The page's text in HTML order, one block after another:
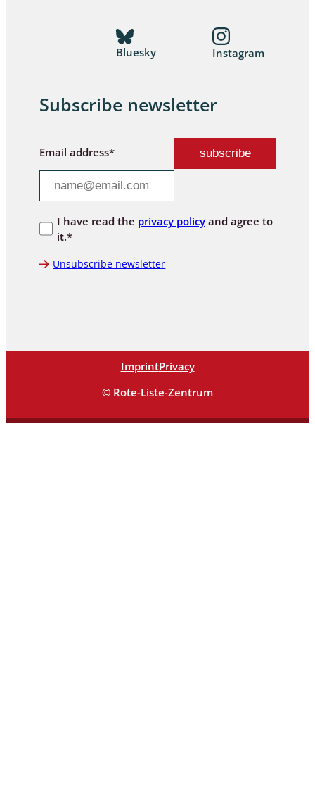
Bluesky Instagram
Subscribe newsletter
Email address*
I have read the privacy policyand agree to
it.*
Unsubscribe newsletter
ImprintPrivacy
© Rote-Liste-Zentrum